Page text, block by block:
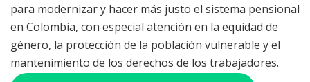
para modernizar y hacer más justo el sistema pensional
en Colombia, con especial atención en la equidad de
género, la protección de la población vulnerable y el
mantenimiento de los derechos de los trabajadores.